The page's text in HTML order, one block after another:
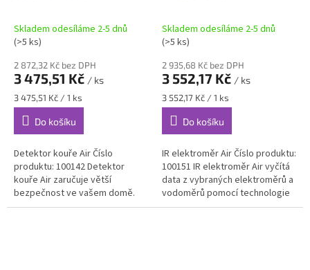
Skladem odesíláme 2-5 dnů
(>5 ks)
2 872,32 Kč bez DPH
3 475,51 Kč / ks
Měrná
cena:
3 475,51 Kč / 1 ks
Do košíku
Detektor kouře Air Číslo
produktu: 100142 Detektor
kouře Air zaručuje větší
bezpečnost ve vašem domě.
Optická detekce kouře.
Skladem odesíláme 2-5 dnů
(>5 ks)
2 935,68 Kč bez DPH
3 552,17 Kč / ks
Měrná
cena:
3 552,17 Kč / 1 ks
Do košíku
IR elektroměr Air Číslo produktu:
100151 IR elektroměr Air vyčítá
data z vybraných elektroměrů a
vodoměrů pomocí technologie
IR (vyčítání impulsů pomocí